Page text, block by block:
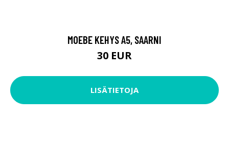
MOEBE KEHYS A5, SAARNI
30 EUR
LISÄTIETOJA